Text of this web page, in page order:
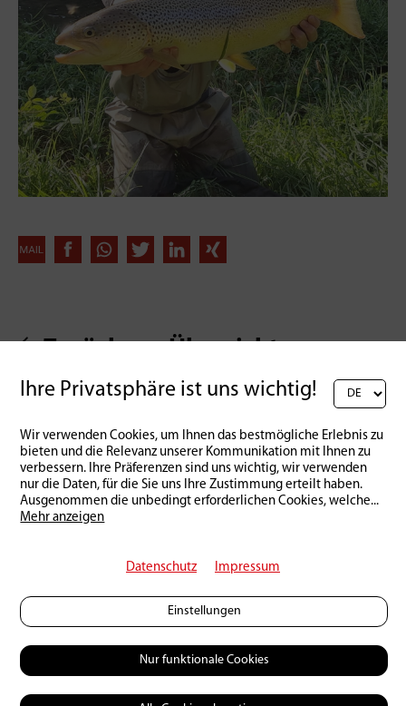
Zurück zur Übersicht
Ihre Privatsphäre ist uns wichtig!
Wir verwenden Cookies, um Ihnen das bestmögliche Erlebnis zu
bieten und die Relevanz unserer Kommunikation mit Ihnen zu
verbessern. Ihre Präferenzen sind uns wichtig, wir verwenden
nur die Daten, für die Sie uns Ihre Zustimmung erteilt haben.
Ausgenommen die unbedingt erforderlichen Cookies, welche...
Mehr anzeigen
Datenschutz Impressum
Einstellungen
Nur funktionale Cookies